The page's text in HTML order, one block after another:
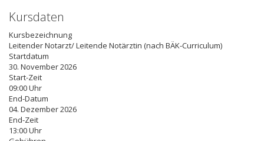
Kursdaten
Kursbezeichnung
Leitender Notarzt/ Leitende Notärztin (nach BÄK-Curriculum)
Startdatum
30. November 2026
Start-Zeit
09:00 Uhr
End-Datum
04. Dezember 2026
End-Zeit
13:00 Uhr